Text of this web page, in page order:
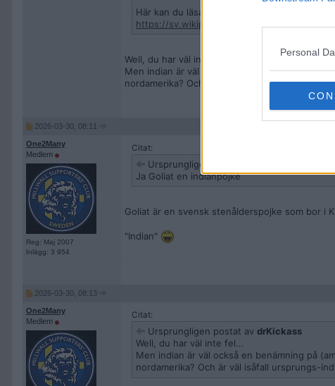
Personal
Här kan du läsa på om Goliat
https://sv.wikipedia.org/wiki/
Well, du har väl inte fel...
Men indian är väl också en benämning på
nordamerika? Och är väl isåfall ursprungs-
2026-03-30, 08:11
One2Many
Medlem
Reg: Maj 2007
Inlägg: 3 954
Citat:
Ursprungligen postat av
Ja Goliat en indianpojke
Goliat är en svensk stenålderspojke som bor i
"Indian"
2026-03-30, 08:13
One2Many
Medlem
Citat:
Ursprungligen postat av drKickass
Well, du har väl inte fel...
Men indian är väl också en benämning på
nordamerika? Och är väl isåfall ursprungs-